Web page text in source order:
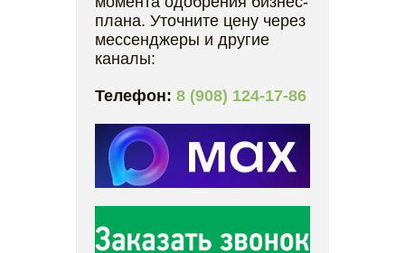
плана. Уточните цену через
мессенджеры и другие
каналы:
Телефон: 8 (908) 124-17-86